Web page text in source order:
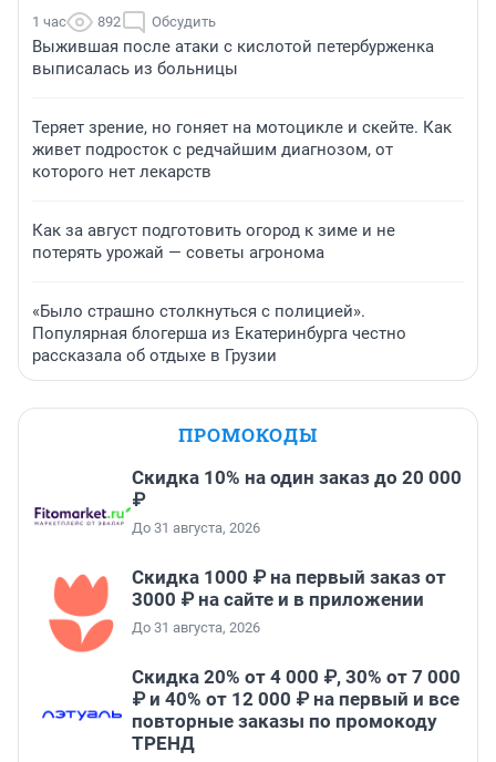
1 час 892 Обсудить
Выжившая после атаки с кислотой петербурженка
выписалась из больницы
Теряет зрение, но гоняет на мотоцикле и скейте. Как
живет подросток с редчайшим диагнозом, от
которого нет лекарств
Как за август подготовить огород к зиме и не
потерять урожай — советы агронома
«Было страшно столкнуться с полицией».
Популярная блогерша из Екатеринбурга честно
рассказала об отдыхе в Грузии
ПРОМОКОДЫ
Скидка 10% на один заказ до 20 000
₽
До 31 августа, 2026
Скидка 1000 ₽ на первый заказ от
3000 ₽ на сайте и в приложении
До 31 августа, 2026
Скидка 20% от 4 000 ₽, 30% от 7 000
₽ и 40% от 12 000 ₽ на первый и все
повторные заказы по промокоду
ТРЕНД